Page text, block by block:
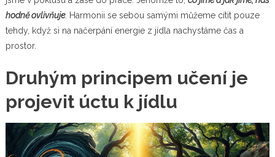
hodně ovlivňuje. Harmonii se sebou samými můžeme cítit pouze
tehdy, když si na načerpání energie z jídla nachystáme čas a
prostor.
Druhým principem učení je
projevit úctu k jídlu